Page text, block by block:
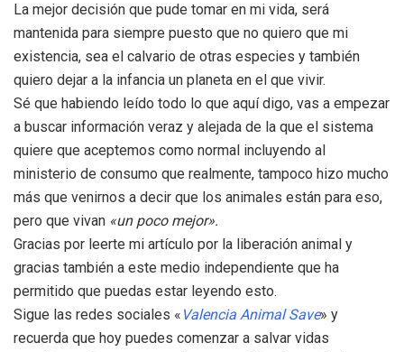
La mejor decisión que pude tomar en mi vida, será
mantenida para siempre puesto que no quiero que mi
existencia, sea el calvario de otras especies y también
quiero dejar a la infancia un planeta en el que vivir.
Sé que habiendo leído todo lo que aquí digo, vas a empezar
a buscar información veraz y alejada de la que el sistema
quiere que aceptemos como normal incluyendo al
ministerio de consumo que realmente, tampoco hizo mucho
más que venirnos a decir que los animales están para eso,
pero que vivan «un poco mejor».
Gracias por leerte mi artículo por la liberación animal y
gracias también a este medio independiente que ha
permitido que puedas estar leyendo esto.
Sigue las redes sociales « Valencia Animal Save» y
recuerda que hoy puedes comenzar a salvar vidas